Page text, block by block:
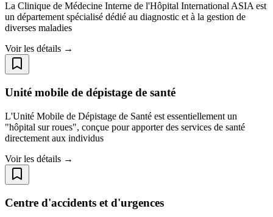
La Clinique de Médecine Interne de l'Hôpital International ASIA est
un département spécialisé dédié au diagnostic et à la gestion de
diverses maladies
Voir les détails →
Unité mobile de dépistage de santé
L'Unité Mobile de Dépistage de Santé est essentiellement un
"hôpital sur roues", conçue pour apporter des services de santé
directement aux individus
Voir les détails →
Centre d'accidents et d'urgences